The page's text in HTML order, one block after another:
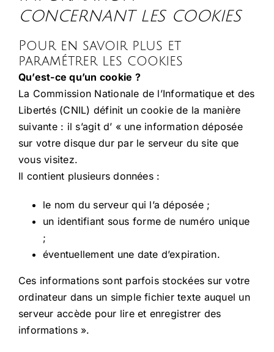
Nos pôles d’activité
Infos pratiques
Galerie
Contact
concernant les cookies
Pour en savoir plus et
paramétrer les cookies
Qu’est-ce qu’un cookie ?
La Commission Nationale de l’Informatique et des
Libertés (CNIL) définit un cookie de la manière
suivante : il s’agit d’ « une information déposée
sur votre disque dur par le serveur du site que
vous visitez.
Il contient plusieurs données :
le nom du serveur qui l’a déposée ;
un identifiant sous forme de numéro unique
;
éventuellement une date d’expiration.
Ces informations sont parfois stockées sur votre
ordinateur dans un simple fichier texte auquel un
serveur accède pour lire et enregistrer des
informations ».